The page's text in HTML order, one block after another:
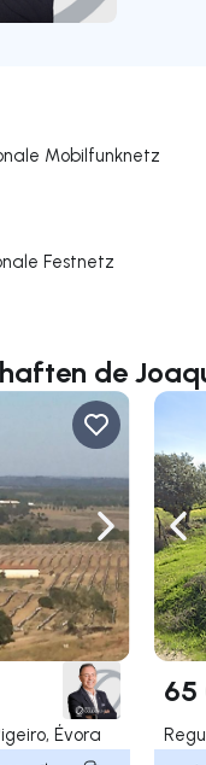
Mobilfunknetz
Festnetz
de
Nach
Évora
65